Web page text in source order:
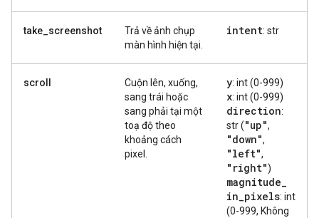
take_screenshot
Trả về ảnh chụp
màn hình hiện tại.
intent: str
scroll
Cuộn lên, xuống,
sang trái hoặc
sang phải tại một
toạ độ theo
khoảng cách
pixel.
y: int (0-999)
x: int (0-999)
direction:
str ("up",
"down",
"left",
"right")
magnitude_
in_pixels: int
(0-999, Không